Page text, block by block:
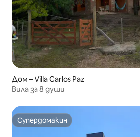
Дом – Villa Carlos Paz
Вила за 8 души
Супердомакин
Супердомакин